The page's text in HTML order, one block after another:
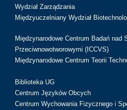
Wydział Zarządzania
Międzyuczelniany Wydział
Międzynarodowe Centrum Badań nad
Przeciwnowotworowymi (ICCVS)
Międzynarodowe Centrum Teorii
Biblioteka UG
Centrum Języków Obcych
Centrum Wychowania Fizycznego i